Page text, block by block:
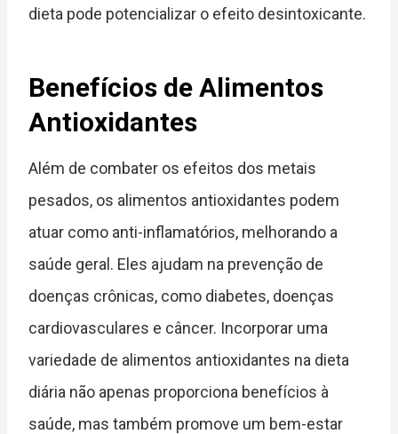
dieta pode potencializar o efeito desintoxicante.
Benefícios de Alimentos
Antioxidantes
Além de combater os efeitos dos metais
pesados, os alimentos antioxidantes podem
atuar como anti-inflamatórios, melhorando a
saúde geral. Eles ajudam na prevenção de
doenças crônicas, como diabetes, doenças
cardiovasculares e câncer. Incorporar uma
variedade de alimentos antioxidantes na dieta
diária não apenas proporciona benefícios à
saúde, mas também promove um bem-estar